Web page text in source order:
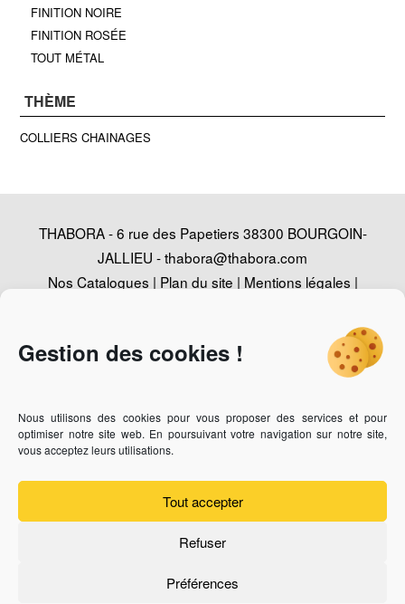
Gestion des cookies !
Nous utilisons des cookies pour vous proposer des services et pour
optimiser notre site web. En poursuivant votre navigation sur notre site,
vous acceptez leurs utilisations.
Tout accepter
Refuser
Préférences
FINITION NOIRE
FINITION ROSÉE
TOUT MÉTAL
THÈME
COLLIERS CHAINAGES
THABORA - 6 rue des Papetiers 38300 BOURGOIN-
JALLIEU -thabora@thabora.com
Nos Catalogues | Plan du site | Mentions légales |
Vous recherchez un revendeur des bijoux Thabora ?Cliquez-
ici
Vous êtes bijoutier professionnel et vous souhaitez devenir